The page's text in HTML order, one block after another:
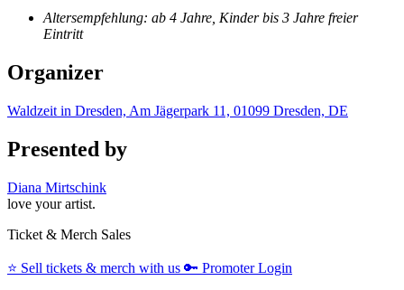
Altersempfehlung: ab 4 Jahre, Kinder bis 3 Jahre freier
Eintritt
Organizer
Waldzeit in Dresden, Am Jägerpark 11, 01099 Dresden, DE
Presented by
Diana Mirtschink
love your artist.
Ticket & Merch Sales
⭐️ Sell tickets & merch with us 🔑 Promoter Login